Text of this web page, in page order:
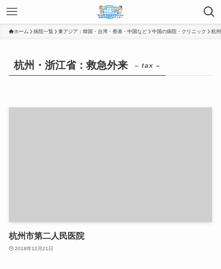
ホーム 病院一覧 東アジア：韓国・台湾・香港・中国など 中国の病院・クリニック 杭
杭州・浙江省：救急外来 – tax –
杭州市第二人民医院
2018年12月21日